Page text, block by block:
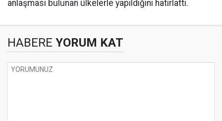
anlaşması bulunan ülkelerle yapıldığını hatırlattı.
HABERE YORUM KAT